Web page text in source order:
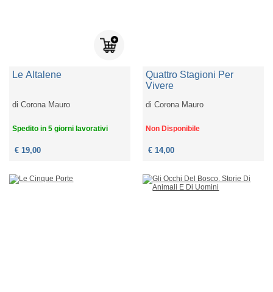
Le Altalene
diCorona Mauro
Spedito in 5 giorni lavorativi
€ 19,00
Quattro Stagioni Per
Vivere
diCorona Mauro
Non Disponibile
€ 14,00